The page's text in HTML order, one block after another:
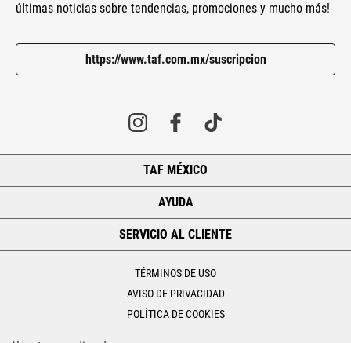
últimas noticias sobre tendencias, promociones y mucho más!
https://www.taf.com.mx/suscripcion
TAF MÉXICO
AYUDA
SERVICIO AL CLIENTE
TÉRMINOS DE USO
AVISO DE PRIVACIDAD
POLÍTICA DE COOKIES